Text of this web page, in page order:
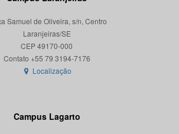
Samuel de Oliveira, s/n, Centro
Laranjeiras/SE
CEP 49170-000
Localização
Campus Lagarto